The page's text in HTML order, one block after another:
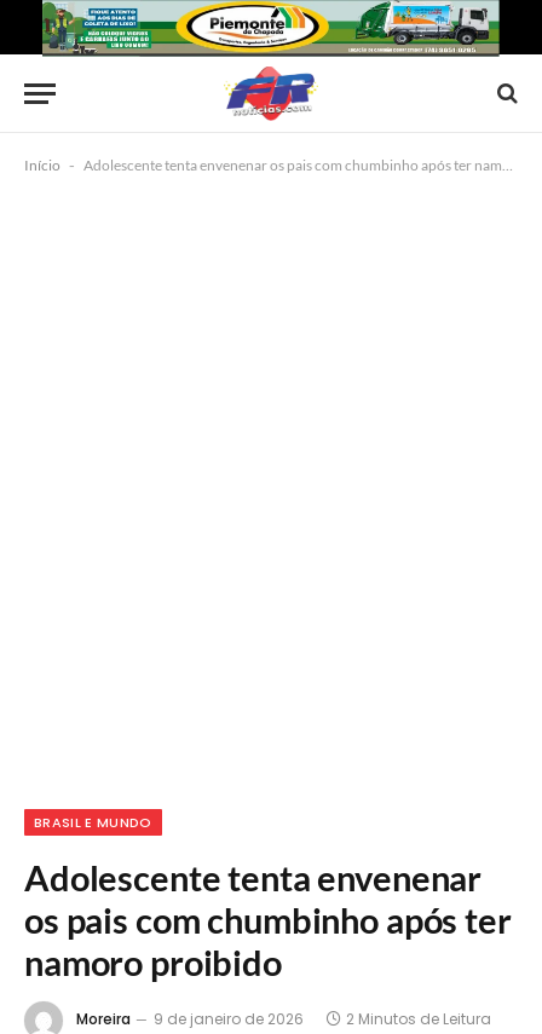
Início - Adolescente tenta envenenar os pais com chumbinho após ter namoro proibido
BRASIL E MUNDO
Adolescente tenta envenenar
os pais com chumbinho após ter
namoro proibido
Moreira 9 de janeiro de 2026 2 Minutos de Leitura